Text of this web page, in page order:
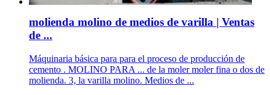
molienda molino de medios de varilla | Ventas
de ...
Máquinaria básica para para el proceso de producción de
cemento . MOLINO PARA ... de la moler moler fina o dos de
molienda. 3, la varilla molino. Medios de ...